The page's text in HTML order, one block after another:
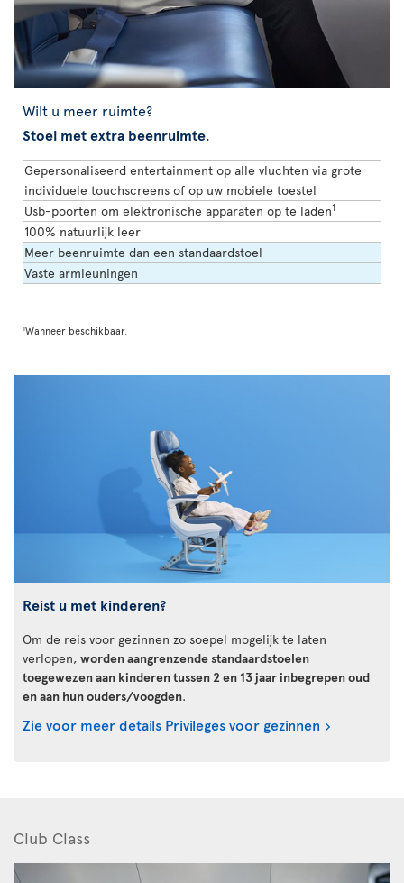
Wilt u meer ruimte?
Stoel met extra beenruimte.
Gepersonaliseerd entertainment op alle vluchten via grote
individuele touchscreens of op uw mobiele toestel
Usb-poorten om elektronische apparaten op te laden1
100% natuurlijk leer
Meer beenruimte dan een standaardstoel
Vaste armleuningen
1Wanneer beschikbaar.
Reist u met kinderen?
Om de reis voor gezinnen zo soepel mogelijk te laten
verlopen, worden aangrenzende standaardstoelen
toegewezen aan kinderen tussen 2 en 13 jaar inbegrepen oud
en aan hun ouders/voogden.
Zie voor meer details Privileges voor gezinnen
Club Class